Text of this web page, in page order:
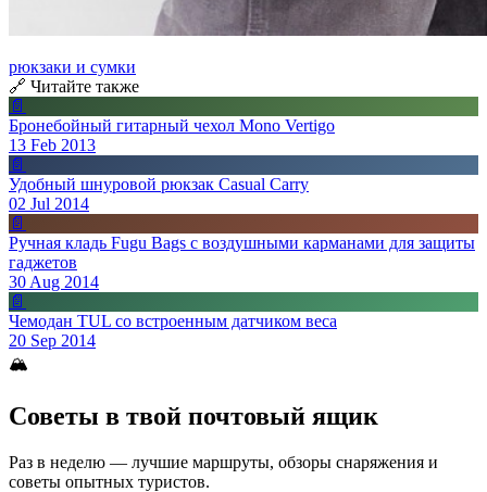
рюкзаки и сумки
🔗 Читайте также
📄
Бронебойный гитарный чехол Mono Vertigo
13 Feb 2013
📄
Удобный шнуровой рюкзак Casual Carry
02 Jul 2014
📄
Ручная кладь Fugu Bags с воздушными карманами для защиты
гаджетов
30 Aug 2014
📄
Чемодан TUL со встроенным датчиком веса
20 Sep 2014
🏔
Советы в твой почтовый ящик
Раз в неделю — лучшие маршруты, обзоры снаряжения и
советы опытных туристов.